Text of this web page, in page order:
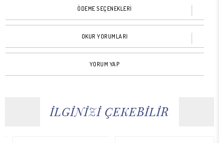
günümüze bağlanırken, gaye şöylece ifadesini bulur: Dâva, İslâmı
ÖDEME SEÇENEKLERİ
OKUR YORUMLARI
YORUM YAP
İLGİNİZİ ÇEKEBİLİR